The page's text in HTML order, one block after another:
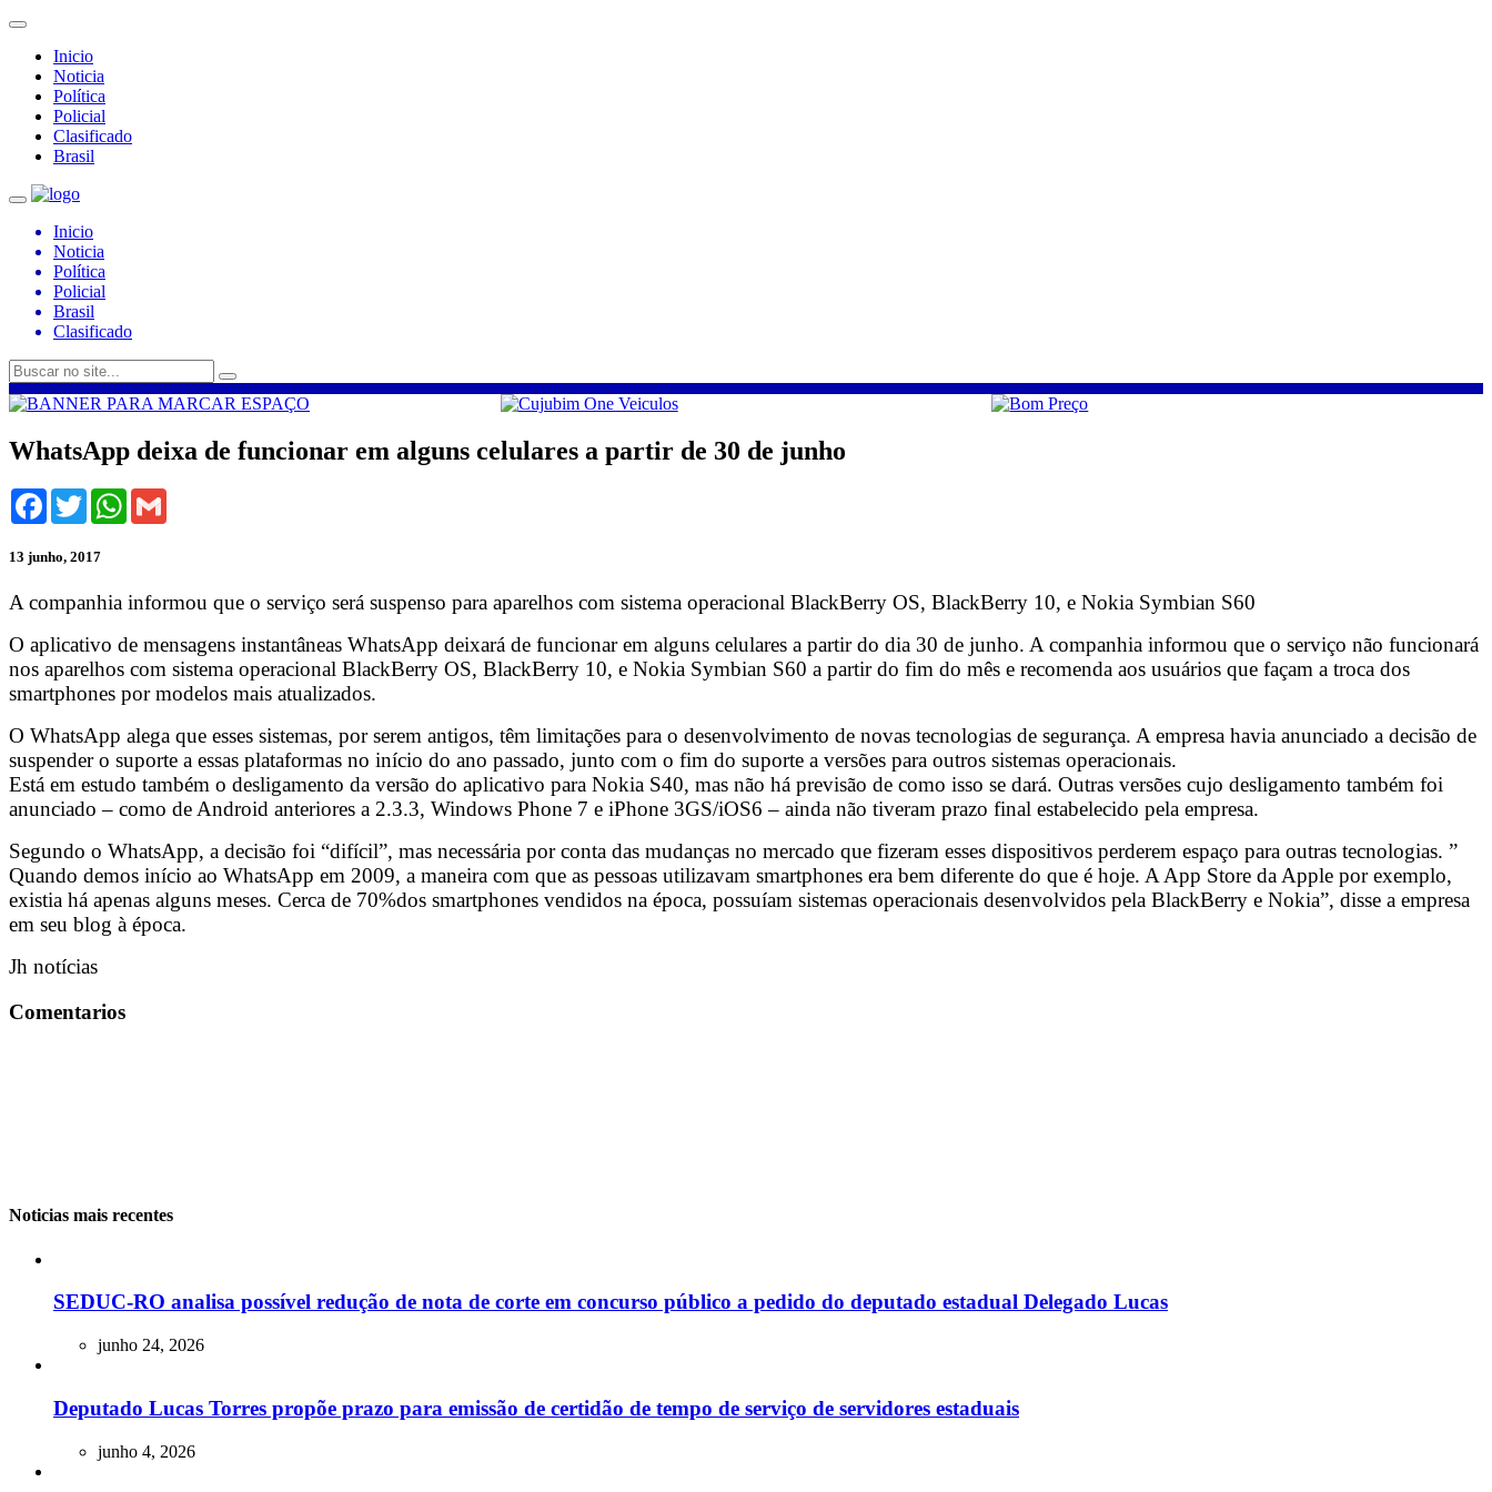
Inicio
Noticia
Política
Policial
Clasificado
Brasil
Inicio
Noticia
Política
Policial
Brasil
Clasificado
WhatsApp deixa de funcionar em alguns celulares a partir de 30 de junho
Facebook
TwitterWhatsApp
13 junho, 2017
A companhia informou que o serviço será suspenso para aparelhos com sistema operacional BlackBerry OS, BlackBerry 10, e Nokia Symbian S60
O aplicativo de mensagens instantâneas WhatsApp deixará de funcionar em alguns celulares a partir do dia 30 de junho. A companhia informou que o serviço não funcionará
nos aparelhos com sistema operacional BlackBerry OS, BlackBerry 10, e Nokia Symbian S60 a partir do fim do mês e recomenda aos usuários que façam a troca dos
smartphones por modelos mais atualizados.
O WhatsApp alega que esses sistemas, por serem antigos, têm limitações para o desenvolvimento de novas tecnologias de segurança. A empresa havia anunciado a decisão de
suspender o suporte a essas plataformas no início do ano passado, junto com o fim do suporte a versões para outros sistemas operacionais.
Está em estudo também o desligamento da versão do aplicativo para Nokia S40, mas não há previsão de como isso se dará. Outras versões cujo desligamento também foi
anunciado – como de Android anteriores a 2.3.3, Windows Phone 7 e iPhone 3GS/iOS6 – ainda não tiveram prazo final estabelecido pela empresa.
Segundo o WhatsApp, a decisão foi “difícil”, mas necessária por conta das mudanças no mercado que fizeram esses dispositivos perderem espaço para outras tecnologias. ”
Quando demos início ao WhatsApp em 2009, a maneira com que as pessoas utilizavam smartphones era bem diferente do que é hoje. A App Store da Apple por exemplo,
existia há apenas alguns meses. Cerca de 70%dos smartphones vendidos na época, possuíam sistemas operacionais desenvolvidos pela BlackBerry e Nokia”, disse a empresa
em seu blog à época.
Jh notícias
Comentarios
Noticias mais recentes
SEDUC-RO analisa possível redução de nota de corte em concurso público a pedido do deputado estadual Delegado Lucas
junho 24, 2026
Deputado Lucas Torres propõe prazo para emissão de certidão de tempo de serviço de servidores estaduais
junho 4, 2026